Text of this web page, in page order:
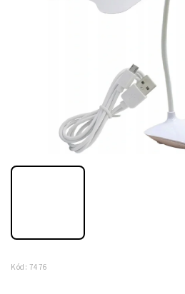
Kód: 7476